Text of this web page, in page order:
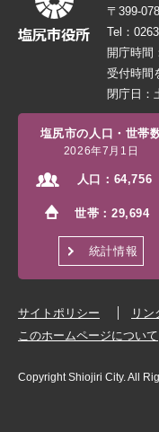
〒399-
Tel：
開庁時間
受付時間
閉庁日：
塩尻市の人口・世帯
2026年7月1日
人口： 64,756
世帯：29,694
統計情報
サイトポリシー
リ
このホームページについて
Copyright Shiojiri City. All